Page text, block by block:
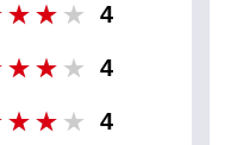
4
4
4